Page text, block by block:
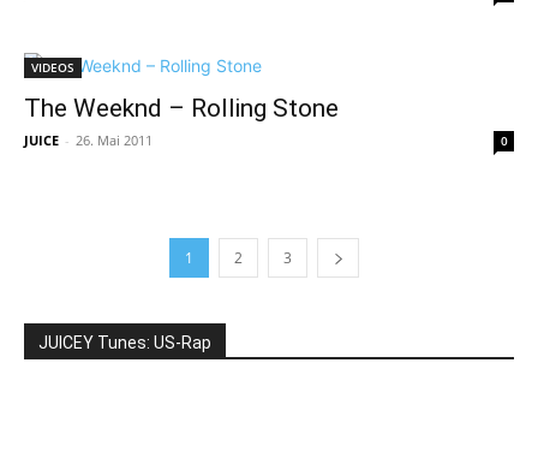
VIDEOS
The Weeknd – Rolling Stone
JUICE - 26. Mai 2011 0
1 2 3
JUICEY Tunes: US-Rap